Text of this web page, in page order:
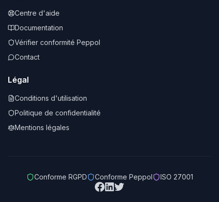
Centre d'aide
Documentation
Vérifier conformité Peppol
Contact
Légal
Conditions d'utilisation
Politique de confidentialité
Mentions légales
Conforme RGPD Conforme Peppol ISO 27001